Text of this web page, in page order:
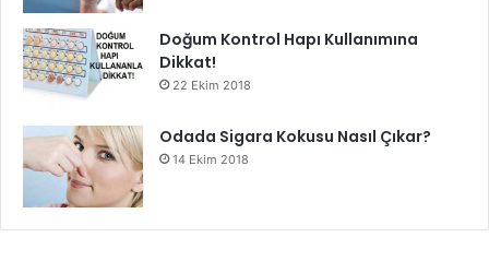
Doğum Kontrol Hapı Kullanımına
Dikkat!
22 Ekim 2018
Odada Sigara Kokusu Nasıl Çıkar?
14 Ekim 2018